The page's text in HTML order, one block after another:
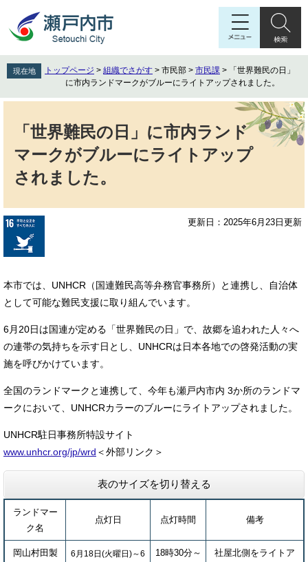
先
頭
を
飛
現在地 トップページ > 組織でさがす > 市民部 > 市民課 >
「世界難民の日」
に市内ランドマークがブルーにライトアップされました。
「世界難民の日」に市内ランド
マークがブルーにライトアップ
されました。
更新日：2025年6月23日更新
本市では、UNHCR（国連難民高等弁務官事務所）と連携し、自治体
として可能な難民支援に取り組んでいます。
6月20日は国連が定める「世界難民の日」で、故郷を追われた人々へ
の連帯の気持ちを示す日とし、UNHCRは日本各地での啓発活動の実
施を呼びかけています。
全国のランドマークと連携して、今年も瀬戸内市内 3か所のランドマ
ークにおいて、UNHCRカラーのブルーにライトアップされました。
​UNHCR駐日事務所特設サイト
​www.unhcr.org/jp/wrd ＜外部リンク＞
表のサイズを切り替える
ランドマー
ク名
点灯日 点灯時間 備考
岡山村田製
6月18日(火曜日)～6
18時30分～
社屋北側をライトア